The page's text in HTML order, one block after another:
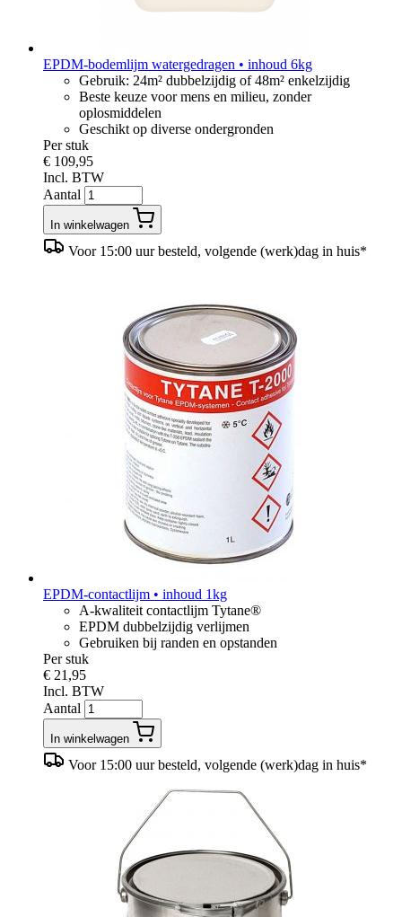
EPDM-bodemlijm watergedragen • inhoud 6kg
Gebruik: 24m² dubbelzijdig of 48m² enkelzijdig
Beste keuze voor mens en milieu, zonder
oplosmiddelen
Geschikt op diverse ondergronden
Per stuk
€ 109,95
Incl. BTW
Aantal
In winkelwagen
Voor 15:00 uur besteld, volgende (werk)dag in huis*
EPDM-contactlijm • inhoud 1kg
A-kwaliteit contactlijm Tytane®
EPDM dubbelzijdig verlijmen
Gebruiken bij randen en opstanden
Per stuk
€ 21,95
Incl. BTW
Aantal
In winkelwagen
Voor 15:00 uur besteld, volgende (werk)dag in huis*